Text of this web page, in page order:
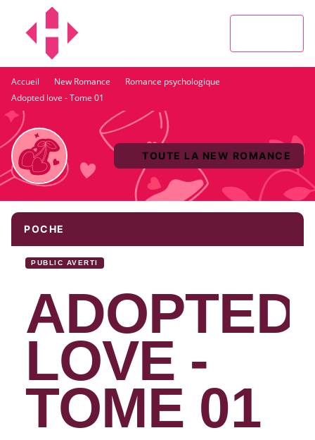
MENU
Accueil · New Romance · Romance psychologique ·
Adopted love - Tome 01
TOUTE LA NEW ROMANCE
POCHE
PUBLIC AVERTI
ADOPTED
LOVE -
TOME 01